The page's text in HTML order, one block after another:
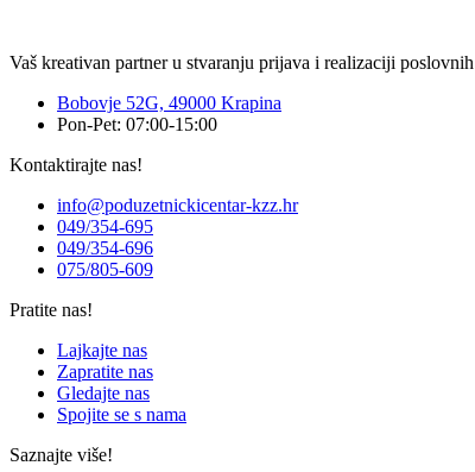
Vaš kreativan partner u stvaranju prijava i realizaciji
Bobovje 52G, 49000 Krapina
Pon-Pet: 07:00-15:00
Kontaktirajte nas!
info@poduzetnickicentar-kzz.hr
049/354-695
049/354-696
075/805-609
Pratite nas!
Lajkajte nas
Zapratite nas
Gledajte nas
Spojite se s nama
Saznajte više!